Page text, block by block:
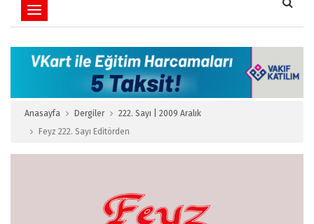
Toggle navigation
Anasayfa Dergiler
222. Sayı | 2009 Aralık
Feyz 222. Sayı Editörden